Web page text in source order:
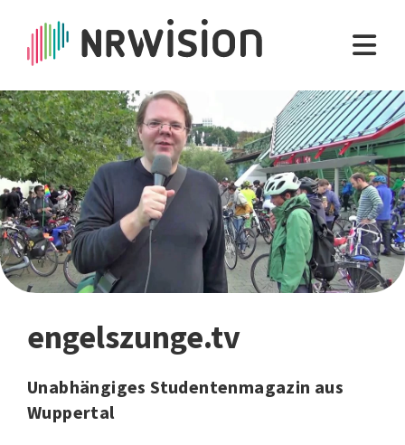
engelszunge.tv
Unabhängiges Studentenmagazin aus
Wuppertal